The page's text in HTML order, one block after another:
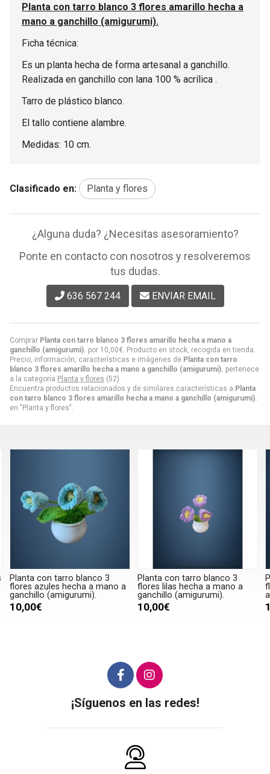
Comprar Planta con tarro blanco 3 flores amarillo hecha a mano a
ganchillo (amigurumi). por 10,00€ . Producto en stock, recogida en tienda.
Precio, información, características e imágenes de Planta con tarro
blanco 3 flores amarillo hecha a mano a ganchillo (amigurumi). pertenece
a la categoría Planta y flores (52).
Encuentra productos relacionados y de similares características a Planta
con tarro blanco 3 flores amarillo hecha a mano a ganchillo (amigurumi).
en "Planta y flores".
Planta con tarro blanco 3 flores amarillo hecha a
mano a ganchillo (amigurumi).
Ficha técnica:
Es un planta hecha de forma artesanal a ganchillo.
Realizada en ganchillo con lana 100 % acrílica .
Tarro de plástico blanco.
El tallo contiene alambre.
Medidas: 10 cm.
Clasificado en: Planta y flores
¿Alguna duda? ¿Necesitas asesoramiento?
Ponte en contacto con nosotros y resolveremos
tus dudas.
636 567 244 ENVIAR EMAIL
Planta con tarro blanco 3
flores azules hecha a mano a
ganchillo (amigurumi).
10,00€
Planta con tarro blanco 3
flores lilas hecha a mano a
ganchillo (amigurumi).
10,00€
¡Síguenos en las redes!